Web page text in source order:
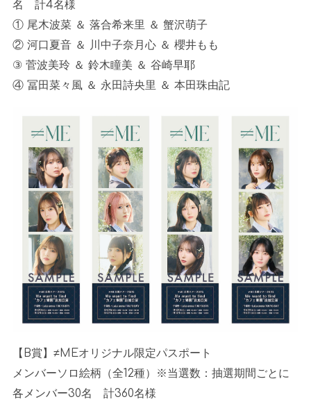
名 計4名様
① 尾木波菜 ＆ 落合希来里 ＆ 蟹沢萌子
② 河口夏音 ＆ 川中子奈月心 ＆ 櫻井もも
③ 菅波美玲 ＆ 鈴木瞳美 ＆ 谷崎早耶
④ 冨田菜々風 ＆ 永田詩央里 ＆ 本田珠由記
【B賞】≠MEオリジナル限定パスポート
メンバーソロ絵柄（全12種）※当選数：抽選期間ごとに
各メンバー30名 計360名様